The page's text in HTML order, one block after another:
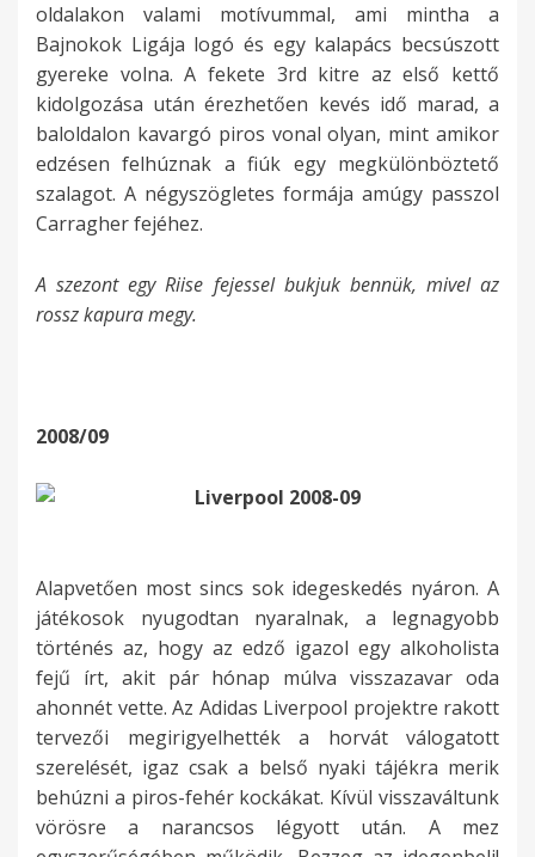
oldalakon valami motívummal, ami mintha a
Bajnokok Ligája logó és egy kalapács becsúszott
gyereke volna. A fekete 3rd kitre az első kettő
kidolgozása után érezhetően kevés idő marad, a
baloldalon kavargó piros vonal olyan, mint amikor
edzésen felhúznak a fiúk egy megkülönböztető
szalagot. A négyszögletes formája amúgy passzol
Carragher fejéhez.
A szezont egy Riise fejessel bukjuk bennük, mivel az
rossz kapura megy.
2008/09
Alapvetően most sincs sok idegeskedés nyáron. A
játékosok nyugodtan nyaralnak, a legnagyobb
történés az, hogy az edző igazol egy alkoholista
fejű írt, akit pár hónap múlva visszazavar oda
ahonnét vette. Az Adidas Liverpool projektre rakott
tervezői megirigyelhették a horvát válogatott
szerelését, igaz csak a belső nyaki tájékra merik
behúzni a piros-fehér kockákat. Kívül visszaváltunk
vörösre a narancsos légyott után. A mez